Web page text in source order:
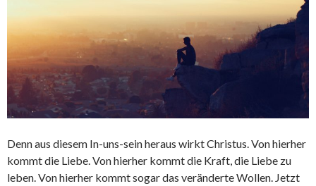
Denn aus diesem In-uns-sein heraus wirkt Christus. Von hierher
kommt die Liebe. Von hierher kommt die Kraft, die Liebe zu
leben. Von hierher kommt sogar das veränderte Wollen. Jetzt